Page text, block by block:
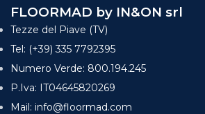
FLOORMAD by IN&ON srl
Tezze del Piave (TV)
Tel: (+39) 335 7792395
Numero Verde: 800.194.245
P.Iva: IT04645820269
Mail: info@floormad.com